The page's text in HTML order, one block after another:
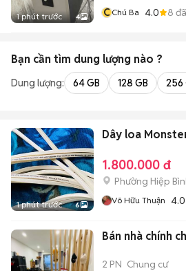
1 phút trước 4
CChú Ba 4.0 8
Bạn cần tìm dung lượng nào ?
Dung lượng: 64 GB 128 GB 256
1 phút trước 6
Dây loa
1.800.000 đ
Phường Hiệp
Võ Hữu Thuận 4.0
Bán nhà chính
2 PN Chung cư